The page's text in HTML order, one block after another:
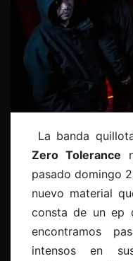
La banda
Zero Tolerance
pasado domingo
nuevo material
consta de un ep
encontramos
intensos en